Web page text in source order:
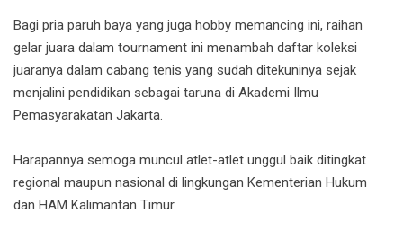
Bagi pria paruh baya yang juga hobby memancing ini, raihan
gelar juara dalam tournament ini menambah daftar koleksi
juaranya dalam cabang tenis yang sudah ditekuninya sejak
menjalini pendidikan sebagai taruna di Akademi Ilmu
Pemasyarakatan Jakarta.
Harapannya semoga muncul atlet-atlet unggul baik ditingkat
regional maupun nasional di lingkungan Kementerian Hukum
dan HAM Kalimantan Timur.